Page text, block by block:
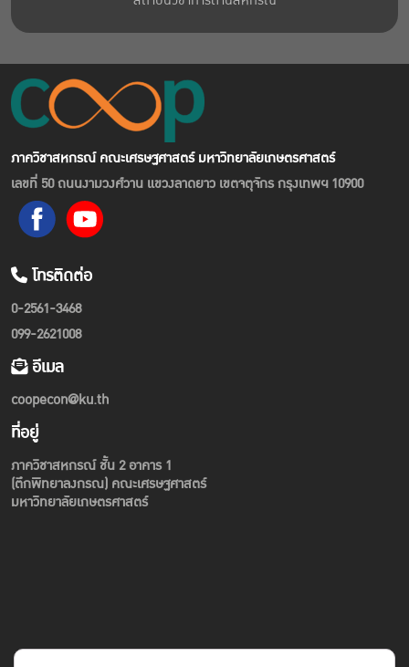
ภาควิชาสหกรณ์ คณะเศรษฐศาสตร์ มหาวิทยาลัยเกษตรศาสตร์
เลขที่ 50 ถนนงามวงศ์วาน แขวงลาดยาว เขตจตุจักร กรุงเทพฯ 10900
โทรติดต่อ
0-2561-3468
099-2621008
อีเมล
coopecon@ku.th
ที่อยู่
ภาควิชาสหกรณ์ ชั้น 2 อาคาร 1
(ตึกพิทยาลงกรณ) คณะเศรษฐศาสตร์
มหาวิทยาลัยเกษตรศาสตร์